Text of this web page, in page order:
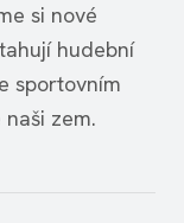
si nové
hudební
sportovním
zem.